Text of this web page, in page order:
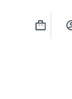
عربة